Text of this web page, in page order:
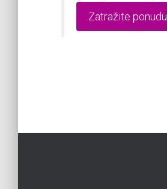
Zatražite ponudu